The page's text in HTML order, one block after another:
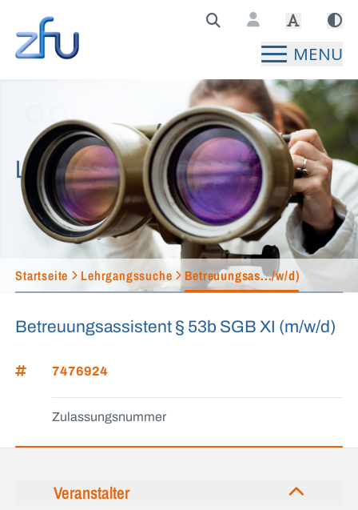
Zentralstelle für Fernunterricht Hauptseite
MENU
Lehrgangssuche
Startseite Lehrgangssuche Betreuungsas.../w/d)
Betreuungsassistent § 53b SGB XI (m/w/d)
7476924
Zulassungsnummer
Veranstalter